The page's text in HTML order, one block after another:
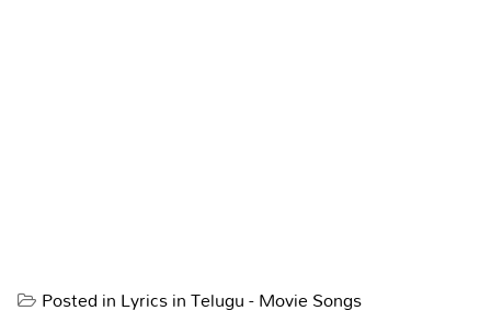
Posted inLyrics in Telugu - Movie Songs